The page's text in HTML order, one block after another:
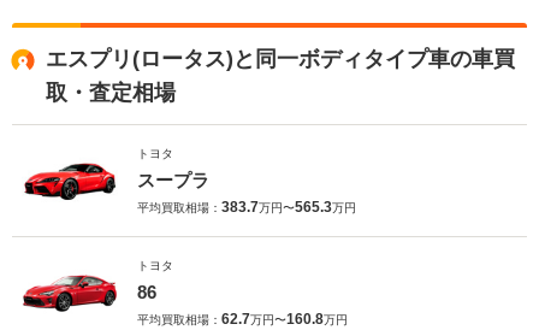
エスプリ(ロータス)と同一ボディタイプ車の車買
取・査定相場
トヨタ
スープラ
平均買取相場： 383.7万円〜565.3万円
トヨタ
86
平均買取相場： 62.7万円〜160.8万円